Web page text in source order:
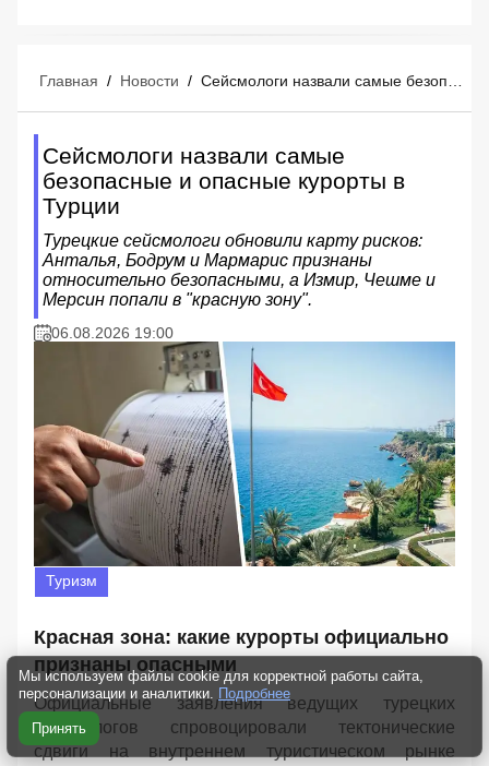
Главная / Новости /
Сейсмологи назвали самые
безопасные и опасные курорты в
Турции
Турецкие сейсмологи обновили карту рисков:
Анталья, Бодрум и Мармарис признаны
относительно безопасными, а Измир, Чешме и
Мерсин попали в "красную зону".
06.08.2026 19:00
Туризм
Красная зона: какие курорты официально
признаны опасными
Официальные заявления ведущих турецких
сейсмологов спровоцировали тектонические
сдвиги на внутреннем туристическом рынке
Мы используем файлы cookie для корректной работы сайта,
персонализации и аналитики. Подробнее
Принять